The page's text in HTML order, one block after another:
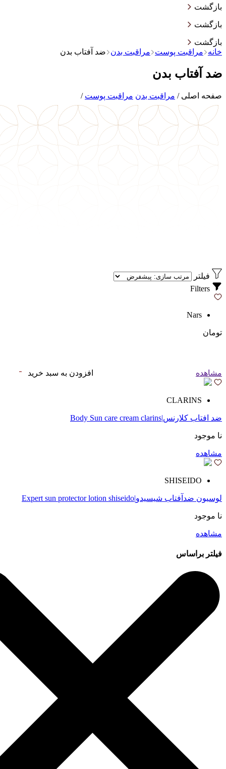
بازگشت
بازگشت
بازگشت
خانه
مراقبت پوست مراقبت بدن ضد آفتاب بدن
ضد آفتاب بدن
صفحه اصلی / مراقبت بدن مراقبت پوست /
فیلتر
Nars
تومان
مشاهده افزودن به سبد خرید
CLARINS
ضد افتاب کلارنس|Body Sun care cream clarins
نا موجود
مشاهده
SHISEIDO
لوسیون ضدآفتاب شیسیدو|Expert sun protector lotion shiseido
نا موجود
مشاهده
فیلتر براساس